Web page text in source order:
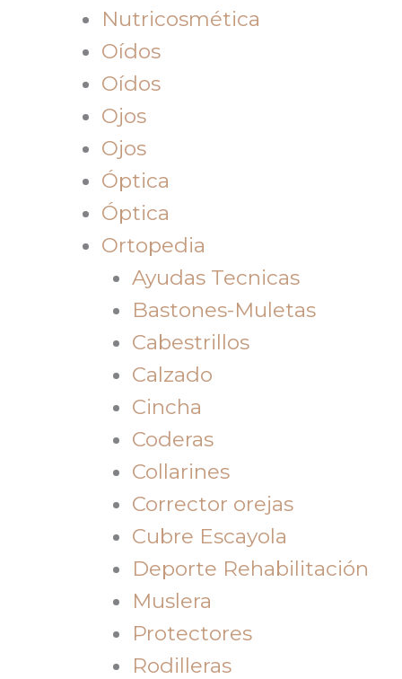
Nutricosmética
Oídos
Oídos
Ojos
Ojos
Óptica
Óptica
Ortopedia
Ayudas Tecnicas
Bastones-Muletas
Cabestrillos
Calzado
Cincha
Coderas
Collarines
Corrector orejas
Cubre Escayola
Deporte Rehabilitación
Muslera
Protectores
Rodilleras